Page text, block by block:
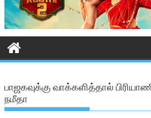
பாஜகவுக்கு வாக்களித்தால்
நமீதா